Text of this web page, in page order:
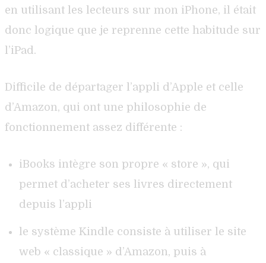
en utilisant les lecteurs sur mon iPhone, il était
donc logique que je reprenne cette habitude sur
l’iPad.
Difficile de départager l’appli d’Apple et celle
d’Amazon, qui ont une philosophie de
fonctionnement assez différente :
iBooks intègre son propre « store », qui
permet d’acheter ses livres directement
depuis l’appli
le système Kindle consiste à utiliser le site
web « classique » d’Amazon, puis à